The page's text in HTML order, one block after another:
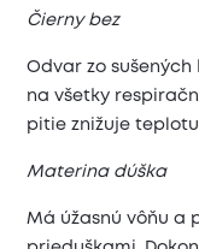
Čierny bez
Odvar zo
na všetky
pitie znižuje
Materina dúška
Má úžasnú vôňu a